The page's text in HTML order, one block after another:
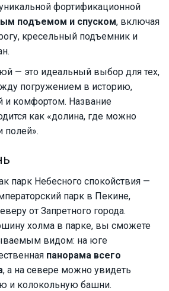
фортификационной
подъемом и спуском, включая
кресельный подъемник и
— это идеальный выбор для тех,
погружением в историю,
и комфортом. Название
как «долина, где можно
полей».
парк Небесного спокойствия —
парк в Пекине,
от Запретного города.
холма в парке, вы сможете
видом: на юге
панорама всего
, а на севере можно увидеть
и колокольную башни.